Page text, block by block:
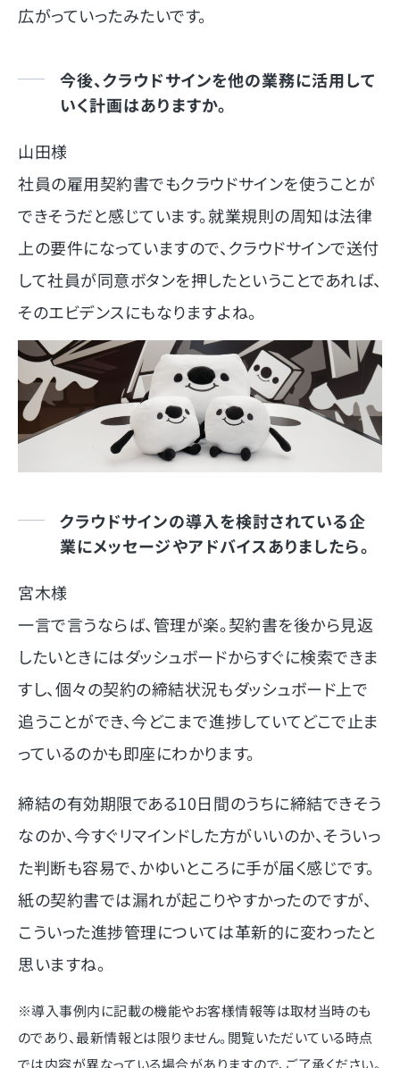
広がっていったみたいです。
今後、クラウドサインを他の業務に活用して
いく計画はありますか。
山田様
社員の雇用契約書でもクラウドサインを使うことが
できそうだと感じています。就業規則の周知は法律
上の要件になっていますので、クラウドサインで送付
して社員が同意ボタンを押したということであれば、
そのエビデンスにもなりますよね。
クラウドサインの導入を検討されている企
業にメッセージやアドバイスありましたら。
宮木様
一言で言うならば、管理が楽。契約書を後から見返
したいときにはダッシュボードからすぐに検索できま
すし、個々の契約の締結状況もダッシュボード上で
追うことができ、今どこまで進捗していてどこで止ま
っているのかも即座にわかります。
締結の有効期限である10日間のうちに締結できそう
なのか、今すぐリマインドした方がいいのか、そういっ
た判断も容易で、かゆいところに手が届く感じです。
紙の契約書では漏れが起こりやすかったのですが、
こういった進捗管理については革新的に変わったと
思いますね。
※導入事例内に記載の機能やお客様情報等は取材当時のも
のであり、最新情報とは限りません。閲覧いただいている時点
では内容が異なっている場合がありますので、ご了承ください。